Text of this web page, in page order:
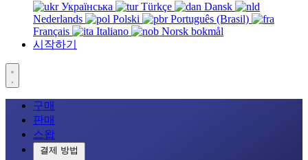
Українська
Türkçe
Dansk
Nederlands
Polski
Português (Brasil)
Français
Italiano
Norsk bokmål
시작하기
구매
판매
스왑
결제 방법